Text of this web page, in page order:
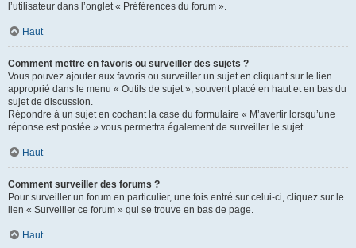
l’utilisateur dans l’onglet « Préférences du forum ».
Haut
Comment mettre en favoris ou surveiller des sujets ?
Vous pouvez ajouter aux favoris ou surveiller un sujet en cliquant sur le lien
approprié dans le menu « Outils de sujet », souvent placé en haut et en bas du
sujet de discussion.
Répondre à un sujet en cochant la case du formulaire « M’avertir lorsqu’une
réponse est postée » vous permettra également de surveiller le sujet.
Haut
Comment surveiller des forums ?
Pour surveiller un forum en particulier, une fois entré sur celui-ci, cliquez sur le
lien « Surveiller ce forum » qui se trouve en bas de page.
Haut